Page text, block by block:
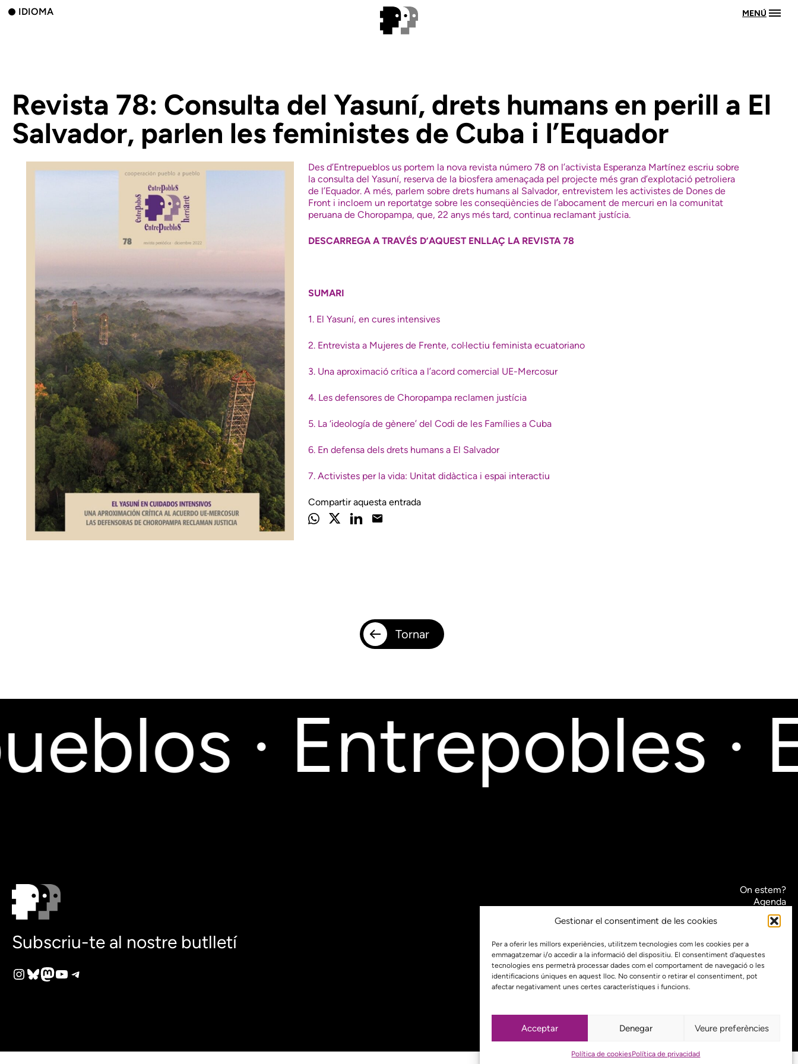
Gestionar el consentiment de les cookies
Per a oferir les millors experiències, utilitzem tecnologies com les cookies per a
emmagatzemar i/o accedir a la informació del dispositiu. El consentiment d'aquestes
tecnologies ens permetrà processar dades com el comportament de navegació o les
identificacions úniques en aquest lloc. No consentir o retirar el consentiment, pot
afectar negativament unes certes característiques i funcions.
Acceptar Denegar Veure preferències
Política de cookiesPolítica de privacidad
IDIOMA MENÚ
Revista 78: Consulta del Yasuní, drets humans en perill a El
Salvador, parlen les feministes de Cuba i l’Equador
Des d’Entrepueblos us portem la nova revista número 78 on l’activista Esperanza Martínez escriu sobre
la consulta del Yasuní, reserva de la biosfera amenaçada pel projecte més gran d’explotació petroliera
de l’Equador. A més, parlem sobre drets humans al Salvador, entrevistem les activistes de Dones de
Front i incloem un reportatge sobre les conseqüències de l’abocament de mercuri en la comunitat
peruana de Choropampa, que, 22 anys més tard, continua reclamant justícia.
DESCARREGA A TRAVÉS D’AQUEST ENLLAÇ LA REVISTA 78
SUMARI
1. El Yasuní, en cures intensives
2. Entrevista a Mujeres de Frente, col·lectiu feminista ecuatoriano
3. Una aproximació crítica a l’acord comercial UE-Mercosur
4. Les defensores de Choropampa reclamen justícia
5. La ‘ideología de gènere’ del Codi de les Famílies a Cuba
6. En defensa dels drets humans a El Salvador
7. Activistes per la vida: Unitat didàctica i espai interactiu
Compartir aquesta entrada
Tornar
· Entrepobles ·
Subscriu-te al nostre butlletí
Instagram
Bluesky
Mastodon
YouTube
Telegram
On estem?
Agenda
Contacte
El nostre compromís amb la transparència
Política de privacidad
Proyecto web financiado por: